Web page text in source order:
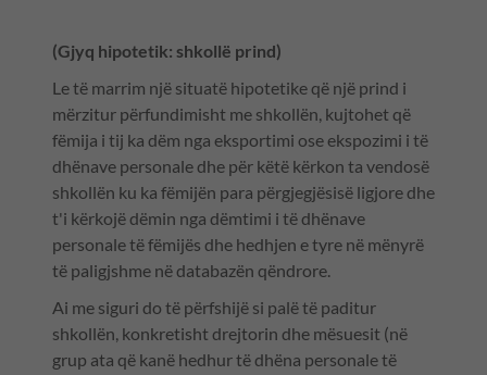
(Gjyq hipotetik: shkollë prind)
Le të marrim një situatë hipotetike që një prind i
mërzitur përfundimisht me shkollën, kujtohet që
fëmija i tij ka dëm nga eksportimi ose ekspozimi i të
dhënave personale dhe për këtë kërkon ta vendosë
shkollën ku ka fëmijën para përgjegjësisë ligjore dhe
t'i kërkojë dëmin nga dëmtimi i të dhënave
personale të fëmijës dhe hedhjen e tyre në mënyrë
të paligjshme në databazën qëndrore.
Ai me siguri do të përfshijë si palë të paditur
shkollën, konkretisht drejtorin dhe mësuesit (në
grup ata që kanë hedhur të dhëna personale të